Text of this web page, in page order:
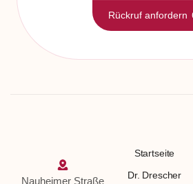
Rückruf anfordern
Nauheimer Straße
Startseite
Dr. Drescher